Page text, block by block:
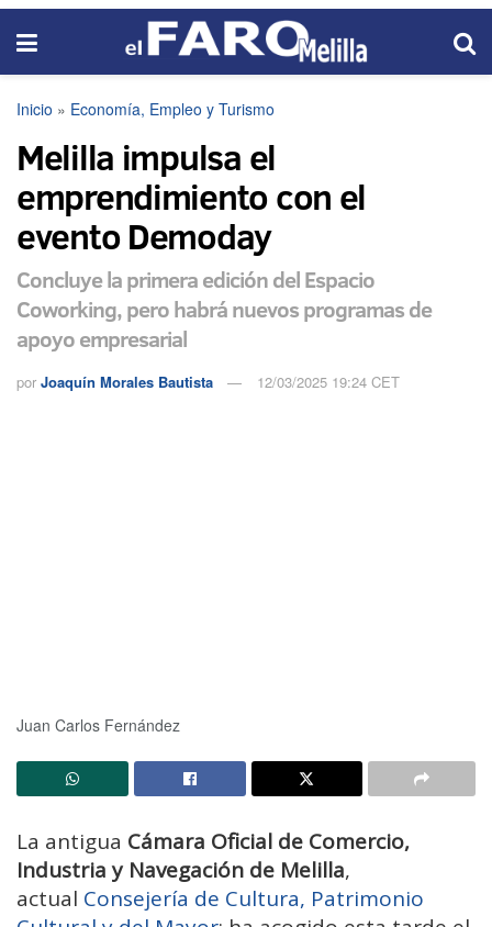
Inicio » Economía, Empleo y Turismo
Melilla impulsa el
emprendimiento con el
evento Demoday
Concluye la primera edición del Espacio
Coworking, pero habrá nuevos programas de
apoyo empresarial
por Joaquín Morales Bautista 12/03/2025 19:24 CET
Juan Carlos Fernández
La antigua Cámara Oficial de Comercio,
Industria y Navegación de Melilla,
actual Consejería de Cultura, Patrimonio